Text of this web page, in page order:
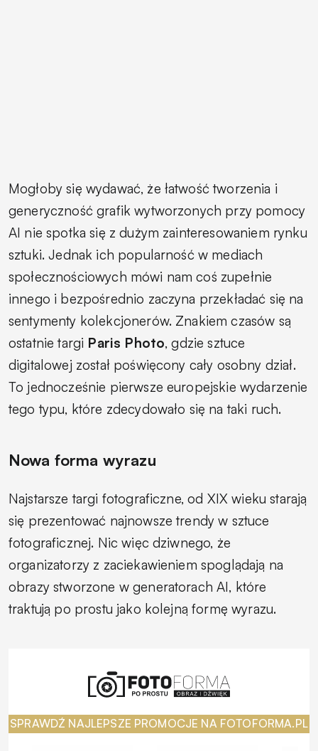
Mogłoby się wydawać, że łatwość tworzenia i
generyczność grafik wytworzonych przy pomocy
AI nie spotka się z dużym zainteresowaniem rynku
sztuki. Jednak ich popularność w mediach
społecznościowych mówi nam coś zupełnie
innego i bezpośrednio zaczyna przekładać się na
sentymenty kolekcjonerów. Znakiem czasów są
ostatnie targi Paris Photo, gdzie sztuce
digitalowej został poświęcony cały osobny dział.
To jednocześnie pierwsze europejskie wydarzenie
tego typu, które zdecydowało się na taki ruch.
Nowa forma wyrazu
Najstarsze targi fotograficzne, od XIX wieku starają
się prezentować najnowsze trendy w sztuce
fotograficznej. Nic więc dziwnego, że
organizatorzy z zaciekawieniem spoglądają na
obrazy stworzone w generatorach AI, które
traktują po prostu jako kolejną formę wyrazu.
SPRAWDŹ NAJLEPSZE PROMOCJE NA FOTOFORMA.PL